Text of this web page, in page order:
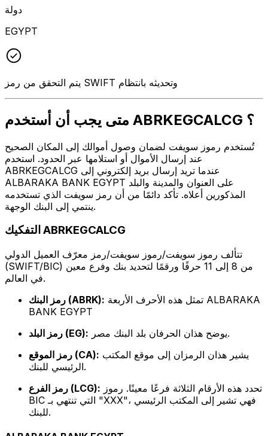
دولة
EGYPT
يتم التحقق من رمز SWIFT وتحديثه بانتظام
متى يجب أن أستخدم ABRKEGCALCG ؟
تُستخدم رموز سويفت لضمان وصول أموالك إلى المكان الصحيح
عند إرسال الأموال أو استلامها عبر الحدود. استخدم
ABRKEGCALCG عندما تريد إرسال بريد إلكتروني إلى
ALBARAKA BANK EGYPT على العنوان والمدينة والبلد
المذكورين أعلاه. تأكد دائمًا من أن رمز سويفت الذي تستخدمه
ينتمي إلى البنك الوجهة.
التفكيك ABRKEGCALCG
تتألف رموز سويفت/رموز سويفت/رمز معرّف العميل الدولي
(SWIFT/BIC) من 8 إلى 11 حرفًا ورقمًا لتحديد بنك وفرع معين
في العالم.
رمز البنك (ABRK):
BANK EGYPT
رمز البلد (EG):
يوضح هذان الحرفان بلد البنك مصر.
رمز الموقع (CA):
الرئيسي للبنك.
رمز الفرع (LCG):
BIC التي تنتهي بـ "XXX"، فهي تشير إلى المكتب الرئيسي
للبنك.